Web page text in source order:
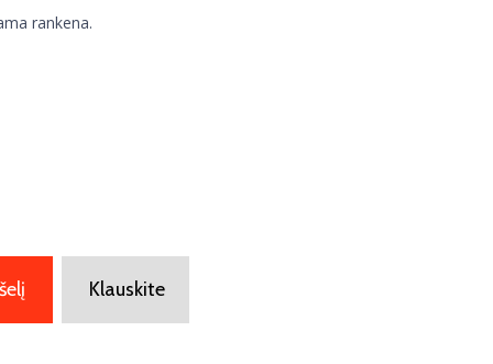
rankena.
Klauskite